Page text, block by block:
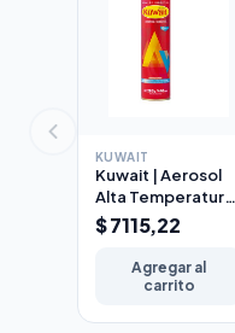
KUWAIT
Kuwait | Aerosol
Alta Temperatura
Aluminio 240cc
$ 7115,22
Agregar al
carrito